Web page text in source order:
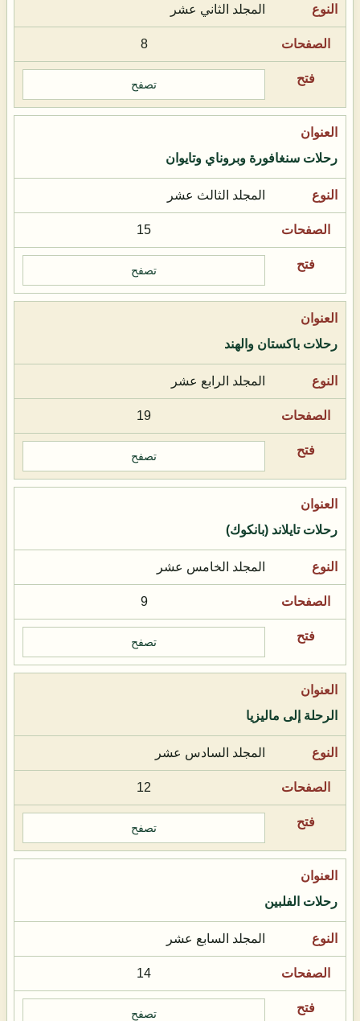
المجلد الثاني عشر
8
تصفح
رحلات سنغافورة وبروناي وتايوان
المجلد الثالث عشر
15
تصفح
رحلات باكستان والهند
المجلد الرابع عشر
19
تصفح
رحلات تايلاند (بانكوك)
المجلد الخامس عشر
9
تصفح
الرحلة إلى ماليزيا
المجلد السادس عشر
12
تصفح
رحلات الفلبين
المجلد السابع عشر
14
تصفح